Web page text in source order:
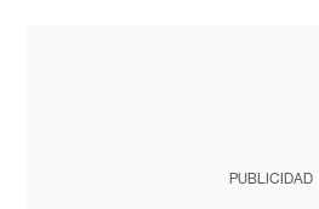
PUBLICIDAD